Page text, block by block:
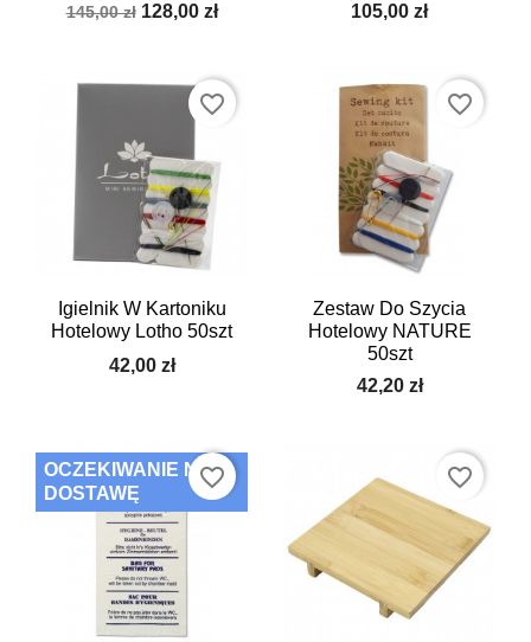
145,00 zł 128,00 zł
105,00 zł
Igielnik W Kartoniku
Hotelowy Lotho 50szt
42,00 zł
favorite_border
Zestaw Do Szycia
Hotelowy NATURE
50szt
42,20 zł
favorite_border
OCZEKIWANIE NA
DOSTAWĘ
favorite_border favorite_border